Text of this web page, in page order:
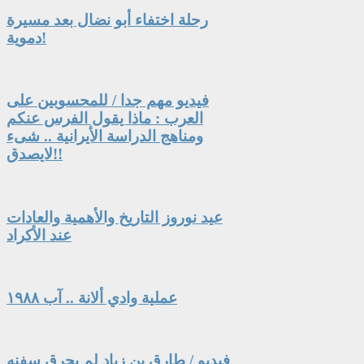
رحلة اختفاء أبو نضال بعد مسيرة
دموية!
فيديو مهم جدا / للمحسوبين على
العرب : ماذا يقول الفرس عنكم
ومناهج الدراسة الأيرانية .. شىء
لايصدق!!
عيد نوروز التاريخ والأهمية والعادات
عند الأكراد
عملية وادي ألانة .. آب ١٩٨٨